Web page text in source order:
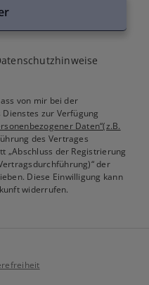
von mir bei der
zur Verfügung
Daten“(z.B.
des Vertrages
„Abschluss der Registrierung
der
Diese Einwilligung kann
widerrufen.